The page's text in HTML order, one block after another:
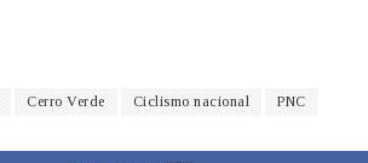
Cerro Verde Ciclismo nacional PNC